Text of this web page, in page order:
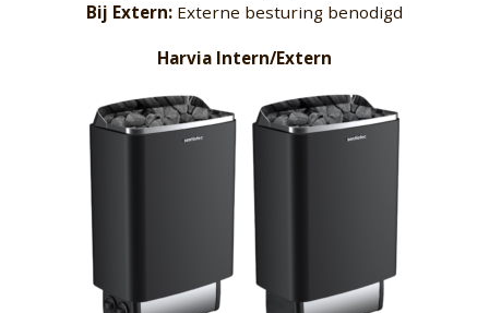
Bij Extern: Externe besturing benodigd
Harvia Intern/Extern